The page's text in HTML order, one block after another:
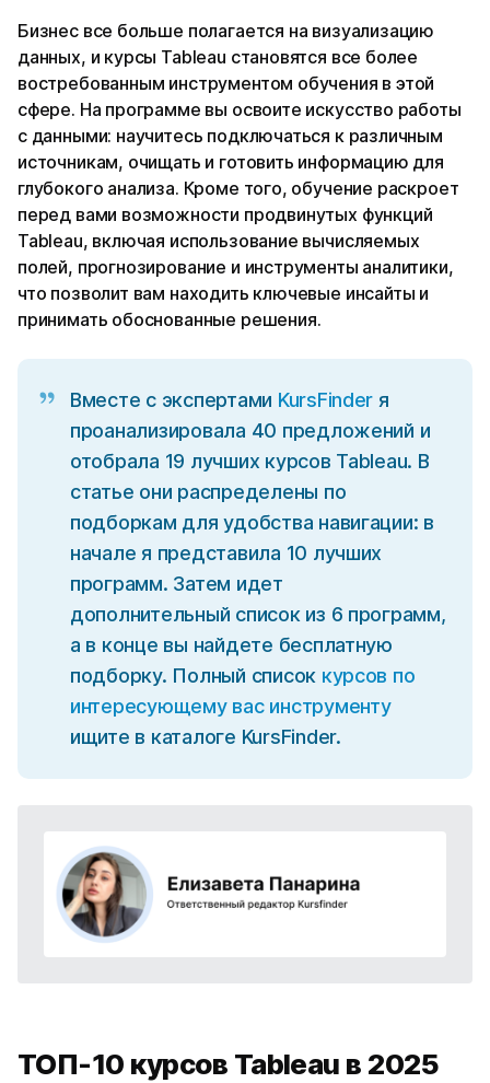
Бизнес все больше полагается на визуализацию
данных, и курсы Tableau становятся все более
востребованным инструментом обучения в этой
сфере. На программе вы освоите искусство работы
с данными: научитесь подключаться к различным
источникам, очищать и готовить информацию для
глубокого анализа. Кроме того, обучение раскроет
перед вами возможности продвинутых функций
Tableau, включая использование вычисляемых
полей, прогнозирование и инструменты аналитики,
что позволит вам находить ключевые инсайты и
принимать обоснованные решения.
Вместе с экспертами KursFinder я
проанализировала 40 предложений и
отобрала 19 лучших курсов Tableau. В
статье они распределены по
подборкам для удобства навигации: в
начале я представила 10 лучших
программ. Затем идет
дополнительный список из 6 программ,
а в конце вы найдете бесплатную
подборку. Полный список курсов по
интересующему вас инструменту
ищите в каталоге KursFinder.
ТОП-10 курсов Tableau в 2025